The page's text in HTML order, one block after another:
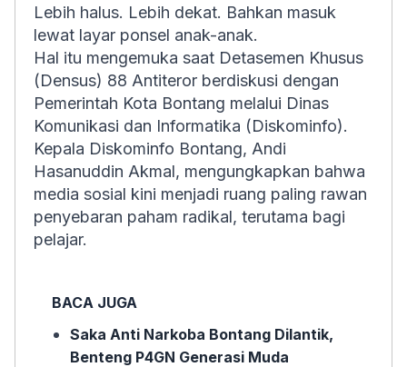
Lebih halus. Lebih dekat. Bahkan masuk
lewat layar ponsel anak-anak.
Hal itu mengemuka saat Detasemen Khusus
(Densus) 88 Antiteror berdiskusi dengan
Pemerintah Kota Bontang melalui Dinas
Komunikasi dan Informatika (Diskominfo).
Kepala Diskominfo Bontang, Andi
Hasanuddin Akmal, mengungkapkan bahwa
media sosial kini menjadi ruang paling rawan
penyebaran paham radikal, terutama bagi
pelajar.
BACA JUGA
Saka Anti Narkoba Bontang Dilantik,
Benteng P4GN Generasi Muda